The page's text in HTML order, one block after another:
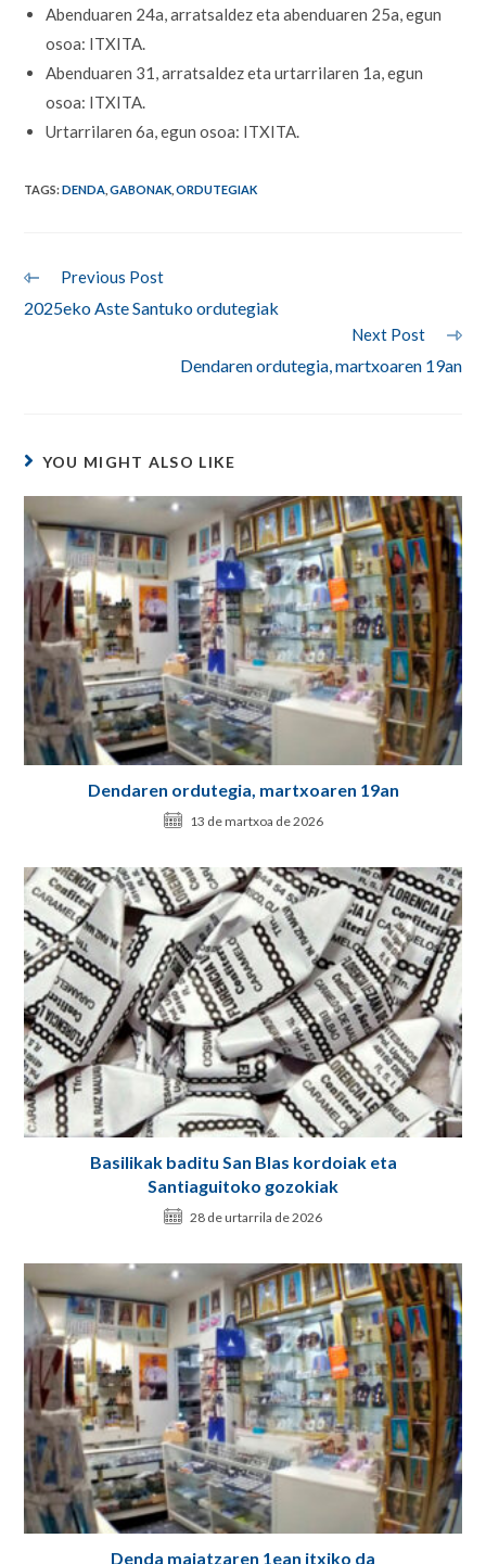
Abenduaren 24a, arratsaldez eta abenduaren 25a, egun
osoa: ITXITA.
Abenduaren 31, arratsaldez eta urtarrilaren 1a, egun
osoa: ITXITA.
Urtarrilaren 6a, egun osoa: ITXITA.
TAGS:DENDA GABONAK ORDUTEGIAK
Read
articles
Previous Post
2025eko Aste Santuko ordutegiak
Next Post
Dendaren ordutegia, martxoaren 19an
YOU MIGHT ALSO LIKE
Dendaren ordutegia, martxoaren 19an
13 de martxoa de 2026
Basilikak baditu San Blas kordoiak eta
Santiaguitoko gozokiak
28 de urtarrila de 2026
Denda maiatzaren 1ean itxiko da